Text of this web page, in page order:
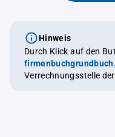
Hinweis
Durch Klick auf den
Verrechnungsstelle